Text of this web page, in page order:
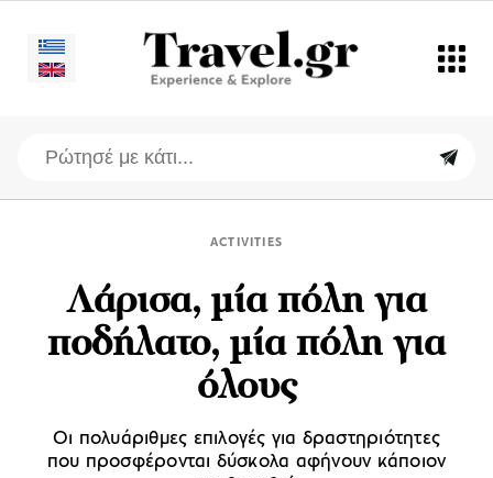
ACTIVITIES
Λάρισα, μία πόλη για
ποδήλατο, μία πόλη για
όλους
Οι πολυάριθμες επιλογές για δραστηριότητες
που προσφέρονται δύσκολα αφήνουν κάποιον